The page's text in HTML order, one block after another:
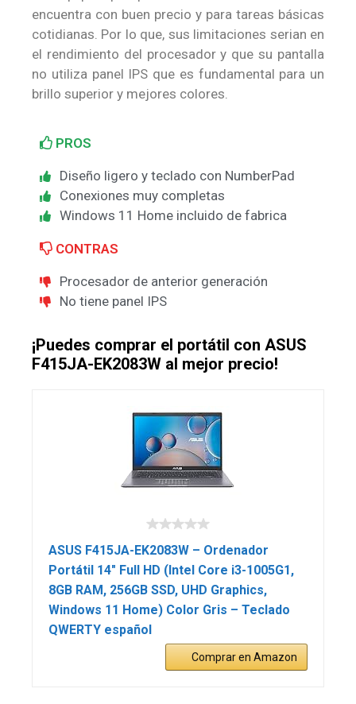
encuentra con buen precio y para tareas básicas
cotidianas. Por lo que, sus limitaciones serian en
el rendimiento del procesador y que su pantalla
no utiliza panel IPS que es fundamental para un
brillo superior y mejores colores.
PROS
Diseño ligero y teclado con NumberPad
Conexiones muy completas
Windows 11 Home incluido de fabrica
CONTRAS
Procesador de anterior generación
No tiene panel IPS
¡Puedes comprar el portátil con ASUS
F415JA-EK2083W al mejor precio!
ASUS F415JA-EK2083W – Ordenador
Portátil 14″ Full HD (Intel Core i3-1005G1,
8GB RAM, 256GB SSD, UHD Graphics,
Windows 11 Home) Color Gris – Teclado
QWERTY español
Comprar en Amazon